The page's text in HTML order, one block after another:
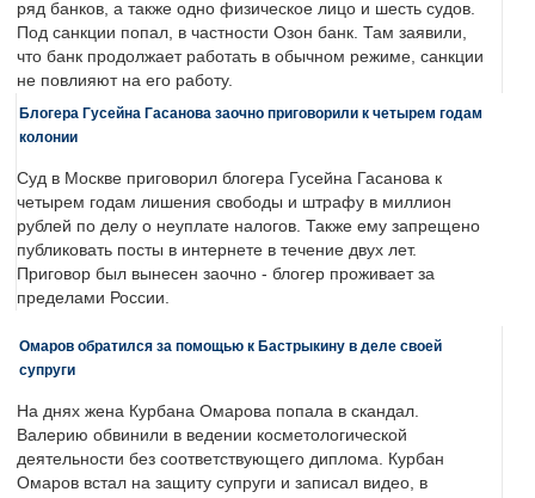
ряд банков, а также одно физическое лицо и шесть судов.
Под санкции попал, в частности Озон банк. Там заявили,
что банк продолжает работать в обычном режиме, санкции
не повлияют на его работу.
Блогера Гусейна Гасанова заочно приговорили к четырем годам
колонии
Суд в Москве приговорил блогера Гусейна Гасанова к
четырем годам лишения свободы и штрафу в миллион
рублей по делу о неуплате налогов. Также ему запрещено
публиковать посты в интернете в течение двух лет.
Приговор был вынесен заочно - блогер проживает за
пределами России.
Омаров обратился за помощью к Бастрыкину в деле своей
супруги
На днях жена Курбана Омарова попала в скандал.
Валерию обвинили в ведении косметологической
деятельности без соответствующего диплома. Курбан
Омаров встал на защиту супруги и записал видео, в